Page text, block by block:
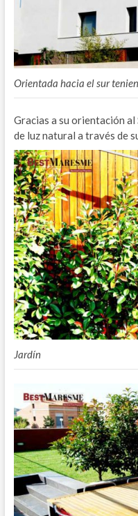
Orientada hacia el sur
Gracias a su orientación
de luz natural a través de
Jardín